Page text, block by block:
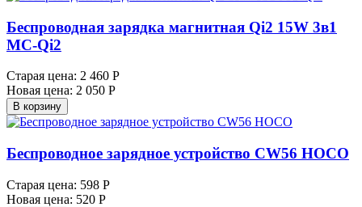
Беспроводная зарядка магнитная Qi2 15W 3в1
MC-Qi2
Старая цена: 2 460 Р
Новая цена: 2 050 Р
В корзину
Беспроводное зарядное устройство CW56 HOCO
Старая цена: 598 Р
Новая цена: 520 Р